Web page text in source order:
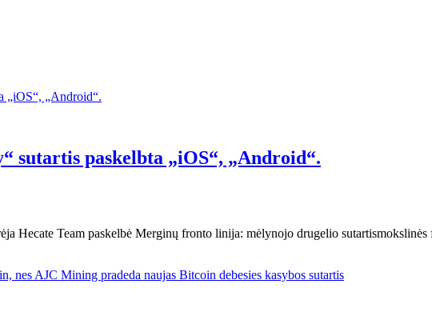
sutartis paskelbta „iOS“, „Android“.
Hecate Team paskelbė Merginų fronto linija: mėlynojo drugelio sutartismokslinės